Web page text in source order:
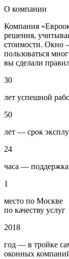
О компании
Компания
решения,
стоимости. Окно
пользоваться
вы сделали
30
лет успешной
50
лет — срок
24
часа — поддержка
1
место по Москве
по качеству услуг
2018
год — в тройке
оконных